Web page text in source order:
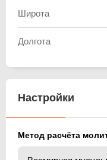
Широта
Долгота
Настройки
Метод расчёта